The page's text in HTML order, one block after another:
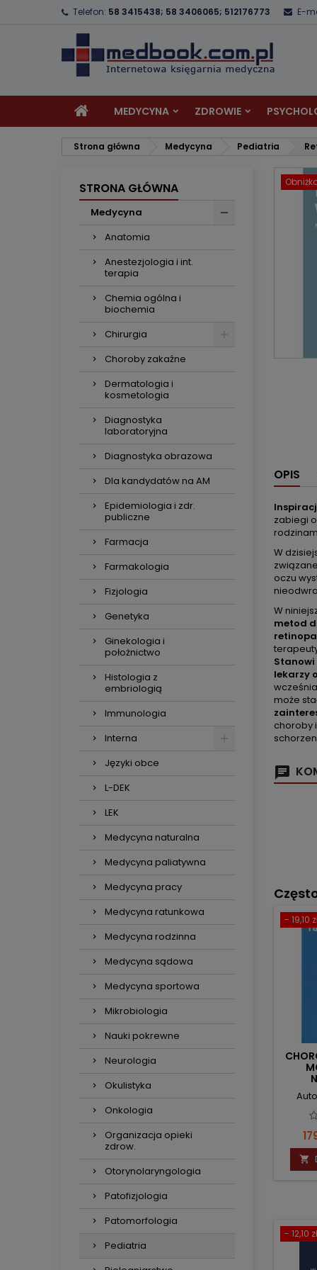
Telefon: 58 3415438; 58 3406065; 512176773 E-
MEDYCYNA ZDROWIE
Strona główna Medycyna Pediatria
STRONA GŁÓWNA
Medycyna
Anatomia
Anestezjologia i int.
terapia
Chemia ogólna i
biochemia
Chirurgia
Choroby zakaźne
Dermatologia i
kosmetologia
Diagnostyka
laboratoryjna
Diagnostyka obrazowa
Dla kandydatów na AM
Epidemiologia i zdr.
publiczne
Farmacja
Farmakologia
Fizjologia
Genetyka
Ginekologia i
położnictwo
Histologia z
embriologią
Immunologia
Interna
Języki obce
L-DEK
LEK
Medycyna naturalna
Medycyna paliatywna
Medycyna pracy
Medycyna ratunkowa
Medycyna rodzinna
Medycyna sądowa
Medycyna sportowa
Mikrobiologia
Nauki pokrewne
Neurologia
Okulistyka
Onkologia
Organizacja opieki
zdrow.
Otorynolaryngologia
Patofizjologia
Patomorfologia
Pediatria
OPIS
zabiegi
W
oczu
W
metod
lekarzy
może
choroby
- 19,10

- 12,10 zł